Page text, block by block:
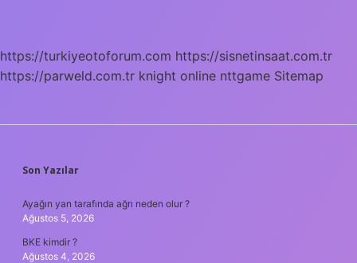
https://turkiyeotoforum.com https://sisnetinsaat.com.tr
https://parweld.com.tr knight online nttgame Sitemap
SIDEBAR
Son Yazılar
Ayağın yan tarafında ağrı neden olur ?
Ağustos 5, 2026
BKE kimdir ?
Ağustos 4, 2026